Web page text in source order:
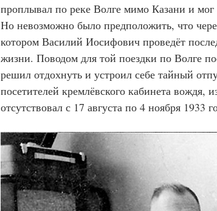
проплывал по реке Волге мимо Казани и мог
Но невозможно было предположить, что
котором Василий Иосифович проведёт
жизни. Поводом для той поездки по Волге
решил отдохнуть и устроил себе тайный
посетителей кремлёвского кабинета вождя,
отсутствовал с 17 августа по 4 ноября 1933